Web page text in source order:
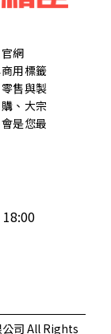
網
用標籤
售與製
、大宗
是您最
司 All Rights